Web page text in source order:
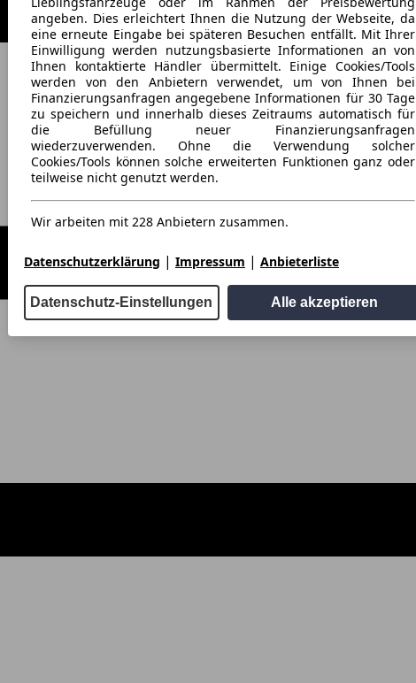
angeben. Dies erleichtert Ihnen die Nutzung der Webseite, da
eine erneute Eingabe bei späteren Besuchen entfällt. Mit Ihrer
Einwilligung werden nutzungsbasierte Informationen an von
Ihnen kontaktierte Händler übermittelt. Einige Cookies/Tools
werden von den Anbietern verwendet, um von Ihnen bei
Finanzierungsanfragen angegebene Informationen für 30 Tage
zu speichern und innerhalb dieses Zeitraums automatisch für
die Befüllung neuer Finanzierungsanfragen
wiederzuverwenden. Ohne die Verwendung solcher
Cookies/Tools können solche erweiterten Funktionen ganz oder
teilweise nicht genutzt werden.
Wir arbeiten mit 228 Anbietern zusammen.
Datenschutzerklärung | Impressum | Anbieterliste
Datenschutz-Einstellungen Alle akzeptieren